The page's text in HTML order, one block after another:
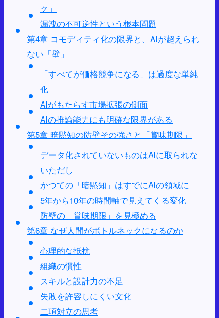
ク」
漏洩の不可逆性という根本問題
第4章 コモディティ化の限界と、AIが超えられ
ない「壁」
「すべてが価格競争になる」は過度な単純
化
AIがもたらす市場拡張の側面
AIの推論能力にも明確な限界がある
第5章 暗黙知の防壁その強さと「賞味期限」
データ化されていないものはAIに取られな
いただし
かつての「暗黙知」はすでにAIの領域に
5年から10年の時間軸で見えてくる変化
防壁の「賞味期限」を見極める
第6章 なぜ人間がボトルネックになるのか
心理的な抵抗
組織の慣性
スキルと設計力の不足
失敗を許容しにくい文化
二項対立の思考